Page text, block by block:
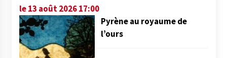
le 13 août 2026 17:00
Pyrène au royaume de
l’ours